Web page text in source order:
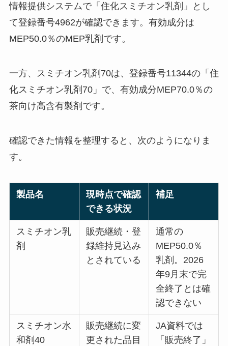
情報提供システムで「住化スミチオン乳剤」とし
て登録番号4962が確認できます。有効成分は
MEP50.0％のMEP乳剤です。
一方、スミチオン乳剤70は、登録番号11344の「住
化スミチオン乳剤70」で、有効成分MEP70.0％の
茶向け高含有製剤です。
確認できた情報を整理すると、次のようになりま
す。
製品名
現時点で確認
できる状況
補足
スミチオン乳
剤
販売継続・登
録維持見込み
とされている
通常の
MEP50.0％
乳剤。2026
年9月末で完
全終了とは確
認できない
スミチオン水
和剤40
販売継続に変
更された品目
JA資料では
「販売終了」